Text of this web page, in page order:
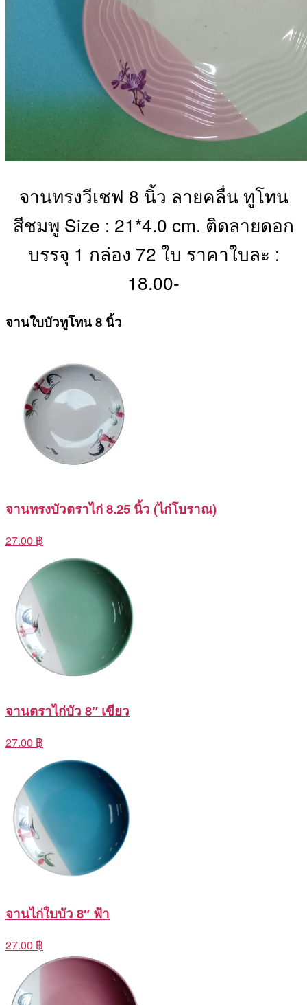
จานทรงวีเชฟ 8 นิ้ว ลายคลื่น ทูโทน
สีชมพู Size : 21*4.0 cm. ติดลายดอก
บรรจุ 1 กล่อง 72 ใบ ราคาใบละ :
18.00-
จานใบบัวทูโทน 8 นิ้ว
จานทรงบัวตราไก่ 8.25 นิ้ว (ไก่โบราณ)
27.00 ฿
จานตราไก่บัว 8″ เขียว
27.00 ฿
จานไก่ใบบัว 8″ ฟ้า
27.00 ฿